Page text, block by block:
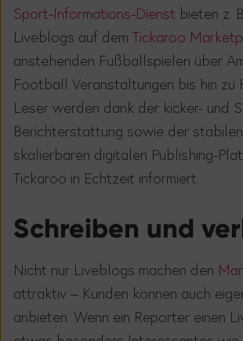
Sport-Informations-Dienst bieten z.
Liveblogs auf dem Tickaroo
anstehenden Fußballspielen über
Football Veranstaltungen bis hin zu
Leser werden dank der kicker- und
Berichterstattung sowie der
skalierbaren digitalen Publishing-
Tickaroo in Echtzeit informiert.
Schreiben und
Nicht nur Liveblogs machen den
attraktiv – Kunden können auch
anbieten. Wenn ein Reporter einen